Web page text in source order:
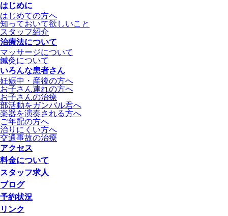
はじめに
はじめての方へ
知っておいて欲しいこと
スタッフ紹介
治療法について
マッサージについて
鍼灸について
いろんな患者さん
妊娠中・産後の方へ
お子さん連れの方へ
お子さんの治療
部活動をガンバル君へ
楽器を演奏される方へ
ご年配の方へ
治りにくい方へ
交通事故の治療
アクセス
料金について
スタッフ求人
ブログ
予約状況
リンク